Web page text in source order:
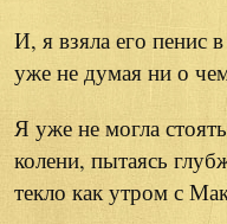
И, я взяла его пенис
уже не думая ни о
Я уже не могла
колени, пытаясь
текло как утром с